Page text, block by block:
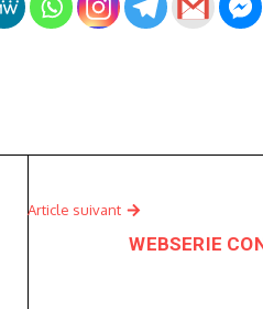
Article suivant
WEBSERIE